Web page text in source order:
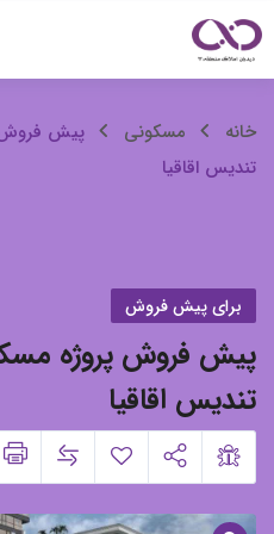
پرش
به
محتوا
پیش
فروش
مسکونی
سوپر
لوکس
تندیس
اقاقیا
خانه مسکونی
پیش فروش
تندیس اقاقیا
برای پیش فروش
پیش فروش پروژه
تندیس اقاقیا